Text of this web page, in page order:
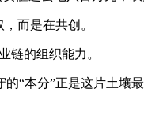
而是在共创。
链的组织能力。
“本分”正是这片土壤最